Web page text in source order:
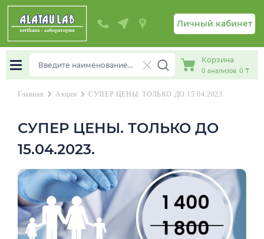
Личный кабинет
Корзина
0 анализов 0 ₸
Главная chevron_rightАкции chevron_rightСУПЕР ЦЕНЫ. ТОЛЬКО ДО 15.04.2023.
СУПЕР ЦЕНЫ. ТОЛЬКО ДО
15.04.2023.